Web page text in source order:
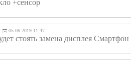
+сенсор
05.06.2019 11:47
стоять замена дисплея